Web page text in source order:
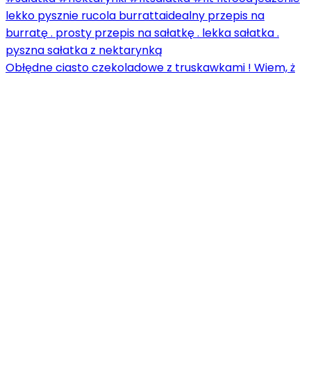
Obłędne ciasto czekoladowe z truskawkami ! Wiem, ż